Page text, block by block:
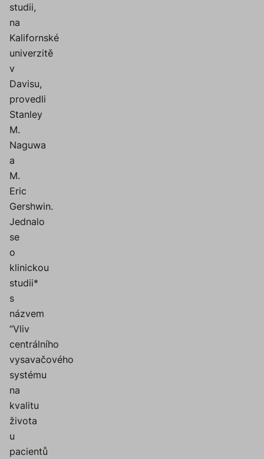
studii,
na
Kalifornské
univerzitě
v
Davisu,
provedli
Stanley
M.
Naguwa
a
M.
Eric
Gershwin.
Jednalo
se
o
klinickou
studii*
s
názvem
“Vliv
centrálního
vysavačového
systému
na
kvalitu
života
u
pacientů